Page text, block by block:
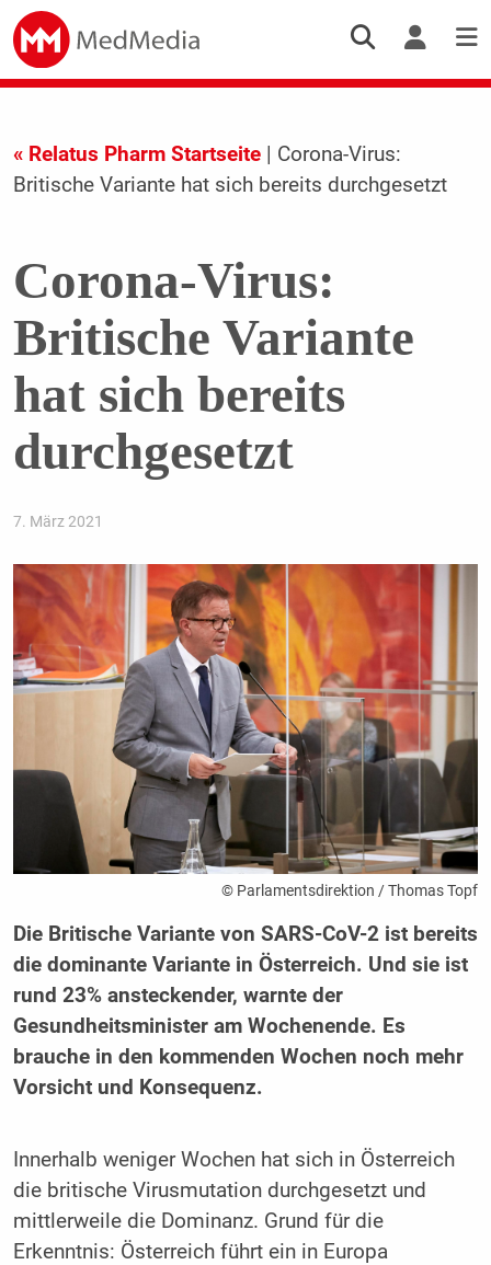
« Relatus Pharm Startseite| Corona-Virus:
Britische Variante hat sich bereits durchgesetzt
Corona-Virus:
Britische Variante
hat sich bereits
durchgesetzt
7. März 2021
© Parlamentsdirektion / Thomas Topf
Die Britische Variante von SARS-CoV-2 ist bereits
die dominante Variante in Österreich. Und sie ist
rund 23% ansteckender, warnte der
Gesundheitsminister am Wochenende. Es
brauche in den kommenden Wochen noch mehr
Vorsicht und Konsequenz.
Innerhalb weniger Wochen hat sich in Österreich
die britische Virusmutation durchgesetzt und
mittlerweile die Dominanz. Grund für die
Erkenntnis: Österreich führt ein in Europa